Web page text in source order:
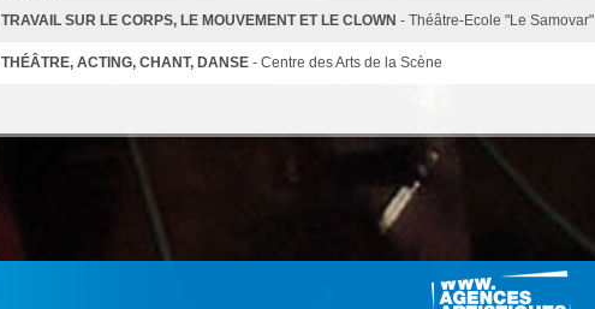
TRAVAIL SUR LE CORPS, LE MOUVEMENT ET LE CLOWN - Théâtre-Ecole "Le Samovar"
THÉÂTRE, ACTING, CHANT, DANSE - Centre des Arts de la Scène